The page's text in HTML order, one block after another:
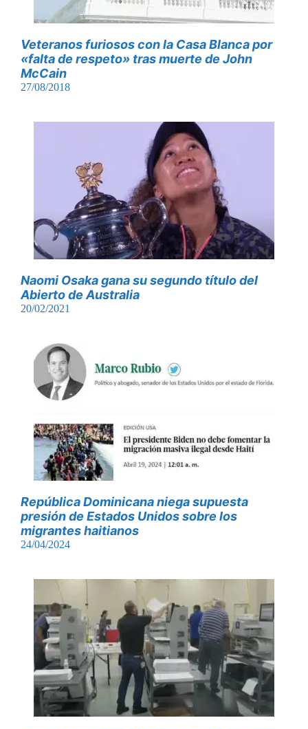
Veteranos furiosos con la Casa Blanca por
«falta de respeto» tras muerte de John
McCain
27/08/2018
Naomi Osaka gana su segundo título del
Abierto de Australia
20/02/2021
República Dominicana niega supuesta
presión de Estados Unidos sobre los
migrantes haitianos
24/04/2024